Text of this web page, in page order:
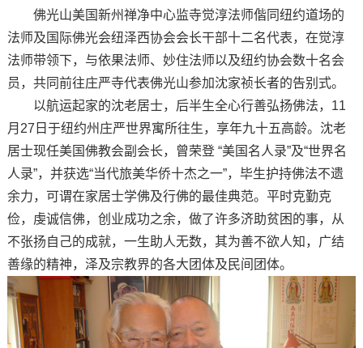
佛光山美国新州禅净中心监寺觉淳法师偕同纽约道场的
法师及国际佛光会纽泽西协会会长干部十二名代表，在觉淳
法师带领下，与依果法师、妙住法师以及纽约协会数十名会
员，共同前往庄严寺代表佛光山参加沈家祯长者的告别式。
以航运起家的沈老居士，后半生全心行善弘扬佛法，11
月27日于纽约州庄严世界寓所往生，享年九十五高龄。沈老
居士现任美国佛教会副会长，曾荣登 “美国名人录”及“世界名
人录”，并获选“当代旅美华侨十杰之一”，毕生护持佛法不遗
余力，可谓在家居士学佛及行佛的最佳典范。平时克勤克
俭，虔诚信佛，创业成功之余，做了许多济助贫困的事，从
不张扬自己的成就，一生助人无数，其为善不欲人知，广结
善缘的精神，泽及宗教界的各大团体及民间团体。